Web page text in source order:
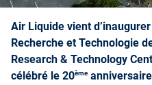
Air Liquide vient
Recherche et Technologie
Research & Technology
célébré le 20èmeanniversaire